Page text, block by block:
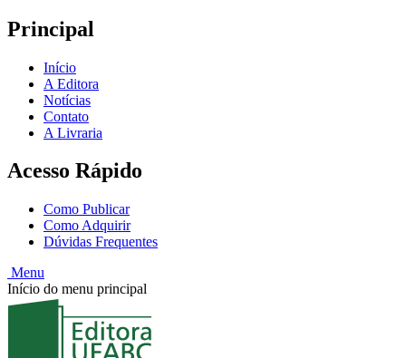
Principal
Início
A Editora
Notícias
Contato
A Livraria
Acesso Rápido
Como Publicar
Como Adquirir
Dúvidas Frequentes
Menu
Início do menu principal